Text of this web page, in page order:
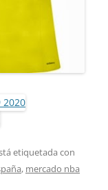
etiquetada con
, mercado nba